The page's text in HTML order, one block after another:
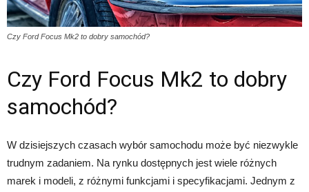
Czy Ford Focus Mk2 to dobry samochód?
Czy Ford Focus Mk2 to dobry
samochód?
W dzisiejszych czasach wybór samochodu może być niezwykle
trudnym zadaniem. Na rynku dostępnych jest wiele różnych
marek i modeli, z różnymi funkcjami i specyfikacjami. Jednym z